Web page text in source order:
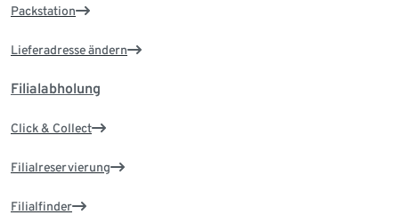
Packstation
Lieferadresse ändern
Filialabholung
Click & Collect
Filialreservierung
Filialfinder